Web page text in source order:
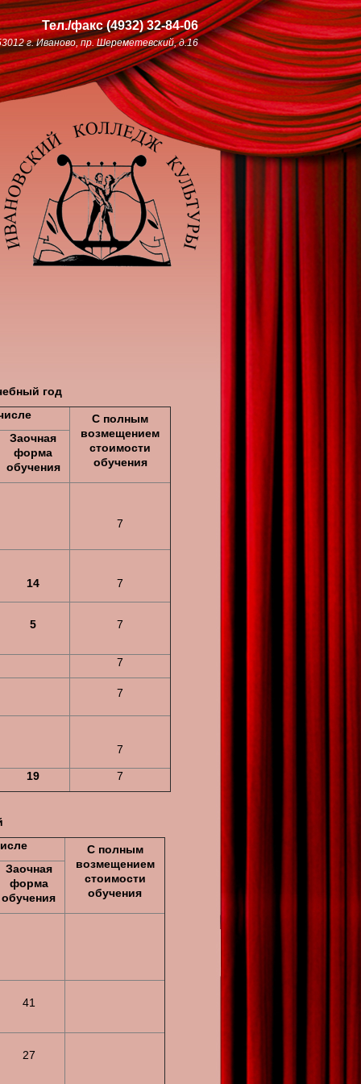
Тел./факс(4932)32-84-06
г. Иваново, пр. Шереметевский, д.16
год
С полным
возмещением
стоимости
обучения
Заочная
форма
обучения
7
14 7
5 7
7
7
7
19 7
С полным
возмещением
стоимости
обучения
Заочная
форма
обучения
41
27